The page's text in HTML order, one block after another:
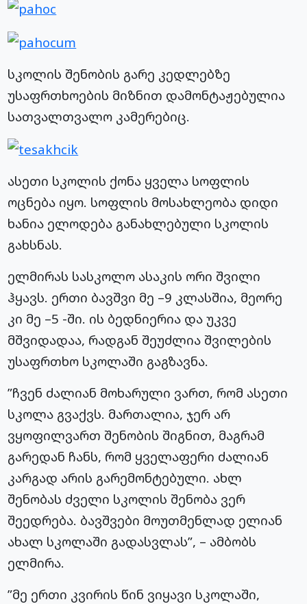
სკოლის შენობის გარე კედლებზე
უსაფრთხოების მიზნით დამონტაჟებულია
სათვალთვალო კამერებიც.
ასეთი სკოლის ქონა ყველა სოფლის
ოცნება იყო. სოფლის მოსახლეობა დიდი
ხანია ელოდება განახლებული სკოლის
გახსნას.
ელმირას სასკოლო ასაკის ორი შვილი
ჰყავს. ერთი ბავშვი მე –9 კლასშია, მეორე
კი მე –5 -ში. ის ბედნიერია და უკვე
მშვიდადაა, რადგან შეუძლია შვილების
უსაფრთხო სკოლაში გაგზავნა.
”ჩვენ ძალიან მოხარული ვართ, რომ ასეთი
სკოლა გვაქვს. მართალია, ჯერ არ
ვყოფილვართ შენობის შიგნით, მაგრამ
გარედან ჩანს, რომ ყველაფერი ძალიან
კარგად არის გარემონტებული. ახლ
შენობას ძველი სკოლის შენობა ვერ
შეედრება. ბავშვები მოუთმენლად ელიან
ახალ სკოლაში გადასვლას”, – ამბობს
ელმირა.
”მე ერთი კვირის წინ ვიყავი სკოლაში,